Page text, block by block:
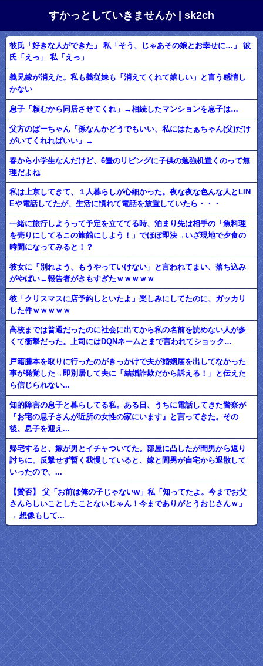
すかっとしていきませんか | sk2ch
彼氏「好きな人ができた」 私「そう、じゃあその娘とお幸せに…」 彼
氏「えっ」 私「えっ」
義兄嫁が消えた。私も義従妹も「消えてくれて嬉しい」と言う感情し
かない
息子「頼むから同居させてくれ」→相続したマンションを息子は…
父方のばーちゃん「孫なんかどうでもいい、私にはたぁちゃん(父)だけ
がいてくれればいい」→
春から小学生なんだけど、6畳のリビングに子供の勉強机置くのって無
理だよね
私は上京してきて、１人暮らしが心細かった。夜な夜な色んな人とLIN
Eや電話してたが、生活に慣れて電話を放置していたら・・・
一緒に旅行しようって予定を立ててる時、泊まり先は相手の「魚料理
を売りにしてるこの旅館にしよう！」でほぼ即決→いざ現地で夕食の
時間になってみると！？
彼女に「別れよう、もうやっていけない」と言われてまい、落ち込み
がやばい←報告者がきもすぎたｗｗｗｗｗ
彼「クリスマスに店予約しといたよ」楽しみにしてたのに、ガッカリ
した件ｗｗｗｗｗ
高校までは普通だったのに社会に出てから私の名前を読めない人が多
くて衝撃だった。上司にはDQNネームとまで言われてショック…
戸籍謄本を取りに行ったのがきっかけで夫が婚姻届を出してなかった
事が発覚した→即別居して夫に「結婚詐欺だから訴える！」と伝えた
ら信じられない...
知的障害の息子と暮らしてる私。ある日、うちに電話してきた警察が
『お宅の息子さんが近所の女性の家にいます』と言ってきた。その
後、息子を迎え...
帰宅すると、嫁が男とイチャついてた。部屋に凸したが間男から返り
討ちに。反撃せず暫く我慢していると、嫁と間男が自宅から退散して
いったので、...
【賛否】 父「お前は俺の子じゃないw」私「知ってたよ。今までお父
さんらしいことしたことないじゃん！今までありがとうおじさんｗ」
→ 想像もして...